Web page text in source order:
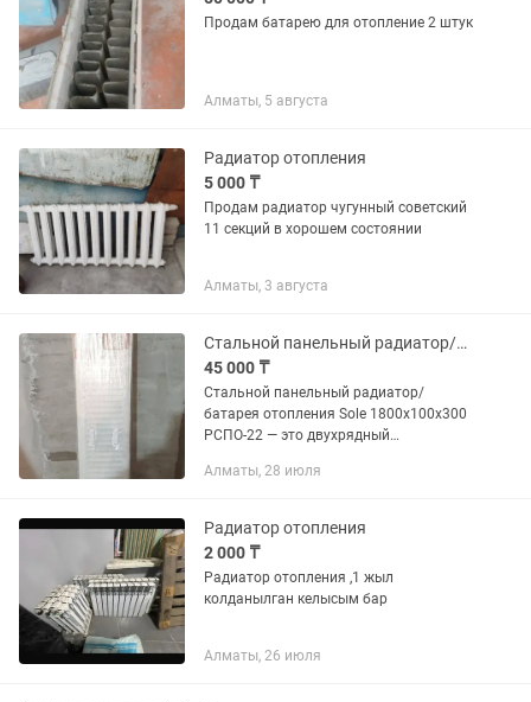
Продам батарею для отопление 2 штук
Алматы, 5 августа
Радиатор отопления
5 000 ₸
Продам радиатор чугунный советский
11 секций в хорошем состоянии
Алматы, 3 августа
Стальной панельный радиатор/батарея отопления Sole 1800x300x100 РСПО-22
45 000 ₸
Стальной панельный радиатор/
батарея отопления Sole 1800x100x300
РСПО-22 — это двухрядный
предназначенный для систем водяного
Ширина: 100 мм (10...
Алматы, 28 июля
Радиатор отопления
2 000 ₸
Радиатор отопления ,1 жыл
колданылган келысым бар
Алматы, 26 июля